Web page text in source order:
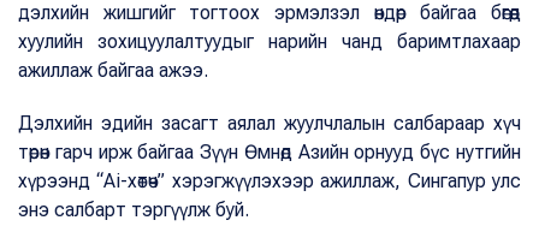
дэлхийн жишгийг тогтоох эрмэлзэл өндөр байгаа бөгөөд
хуулийн зохицуулалтуудыг нарийн чанд баримтлахаар
ажиллаж байгаа ажээ.
Дэлхийн эдийн засагт аялал жуулчлалын салбараар хүч
төрөн гарч ирж байгаа Зүүн Өмнөд Азийн орнууд бүс нутгийн
хүрээнд “Ai-хөтөч” хэрэгжүүлэхээр ажиллаж, Сингапур улс
энэ салбарт тэргүүлж буй.